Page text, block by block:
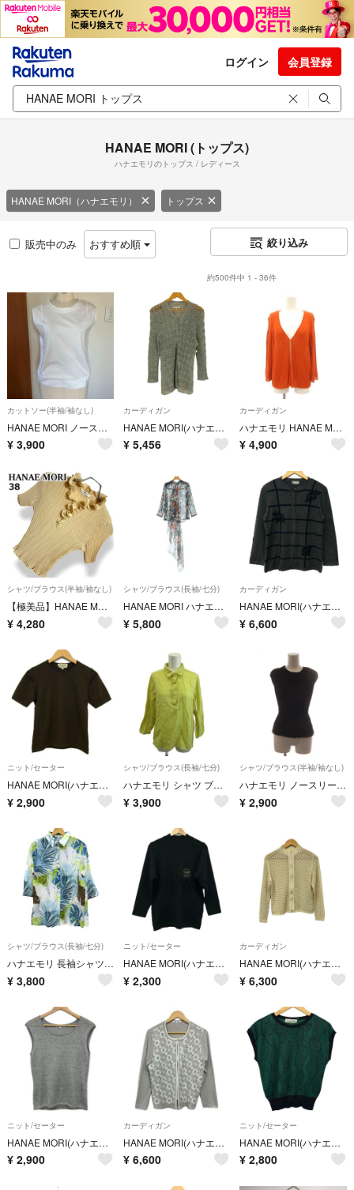
ログイン 会員登録
HANAE MORI (トップス)
ハナエモリのトップス / レディース
HANAE MORI（ハナエモリ） トップス
販売中のみ おすすめ順 絞り込み
約500件中 1 - 36件
カットソー(半袖/袖なし)
HANAE MORI ノースリーブカットソー 40 白 日本製
¥ 3,900
カーディガン
HANAE MORI(ハナエモリ) 花 刺繍 メッシュ ニットカーディガン
¥ 5,456
カーディガン
ハナエモリ HANAE MORI カーディガン 38 橙色 オレンジ Vネック
¥ 4,900
シャツ/ブラウス(半袖/袖なし)
【極美品】HANAE MORI ハナエモリ ブラウス シャツ フリル 高級感 華やか フォーマル アイボリー 日本製 M【38】
¥ 4,280
シャツ/ブラウス(長袖/七分)
HANAE MORI ハナエ モリ ブラウス M 黒 【古着】【中古】【送料無料】
¥ 5,800
カーディガン
HANAE MORI(ハナエモリ) カーディガン レディース - ダークグレー×黒 長袖/カシミヤ/ビーズ/フラワー(花)/肩パッド/THE FRANKLIN MINT
¥ 6,600
ニット/セーター
HANAE MORI(ハナエモリ) 半袖セーター サイズ38 M レディース - ダークブラウン クルーネック
¥ 2,900
シャツ/ブラウス(長袖/七分)
ハナエモリ シャツ ブラウス 麻 リネン 40 黄 イエロー 無地
¥ 3,900
シャツ/ブラウス(半袖/袖なし)
ハナエモリ ノースリーブブラウス シャツ M 黒 ブラック 無地 /RR
¥ 2,900
シャツ/ブラウス(長袖/七分)
ハナエモリ 長袖シャツ トップス ボタニカル柄 七分袖 日本製 レディース 38サイズ ブルー×イエロー HANAE MORI 森英恵
¥ 3,800
ニット/セーター
HANAE MORI(ハナエモリ) 長袖セーター サイズM レディース - 黒 ハイネック
¥ 2,300
カーディガン
HANAE MORI(ハナエモリ) カーディガン サイズ40 M レディース美品 - ベージュ 長袖/ジップアップ/Deux
¥ 6,300
ニット/セーター
HANAE MORI(ハナエモリ) ノースリーブセーター サイズ38 M レディース美品 - グレー クルーネック/スパンコール
¥ 2,900
カーディガン
HANAE MORI(ハナエモリ) カーディガン サイズ3 L レディース美品 ベージュ×白 長袖/レース/花柄
¥ 6,600
ニット/セーター
HANAE MORI(ハナエモリ) 半袖セーター サイズM レディース - 黒×グリーン クルーネック/Knit
¥ 2,800